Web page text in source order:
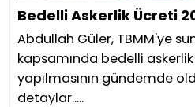
Bedelli Askerlik Ücreti
Abdullah Güler, TBMM'ye
kapsamında bedelli
yapılmasının gündemde
detaylar.....